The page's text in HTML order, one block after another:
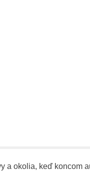
a okolia, keď koncom